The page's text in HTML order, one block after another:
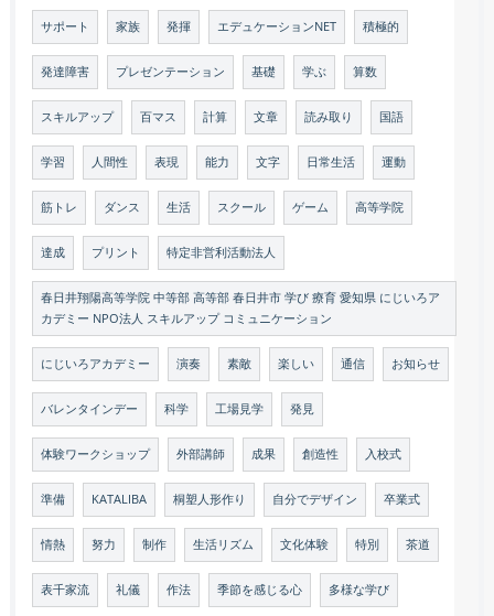
サポート 家族 発揮 エデュケーションNET 積極的
発達障害 プレゼンテーション 基礎 学ぶ 算数
スキルアップ 百マス 計算 文章 読み取り 国語
学習 人間性 表現 能力 文字 日常生活 運動
筋トレ ダンス 生活 スクール ゲーム 高等学院
達成 プリント 特定非営利活動法人
春日井翔陽高等学院 中等部 高等部 春日井市 学び 療育 愛知県 にじいろア
カデミー NPO法人 スキルアップ コミュニケーション
にじいろアカデミー 演奏 素敵 楽しい 通信 お知らせ
バレンタインデー 科学 工場見学 発見
体験ワークショップ 外部講師 成果 創造性 入校式
準備 KATALIBA 桐塑人形作り 自分でデザイン 卒業式
情熱 努力 制作 生活リズム 文化体験 特別 茶道
表千家流 礼儀 作法 季節を感じる心 多様な学び